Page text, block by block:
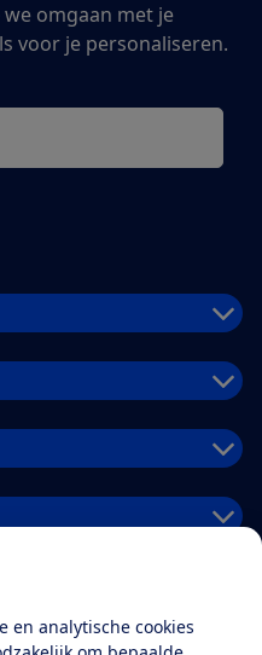
en analytische cookies
we omgaan met je
voor je personaliseren.